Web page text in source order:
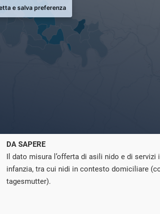
e salva preferenza
DA SAPERE
Il dato misura l’offerta di asili nido e di servizi
infanzia, tra cui nidi in contesto domiciliare
tagesmutter).